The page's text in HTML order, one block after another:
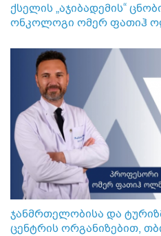
ქსელის „აჯიბადემის“
ონკოლოგი ომერ ფათიჰ
ჯანმრთელობისა და
ცენტრის ორგანიზებით,